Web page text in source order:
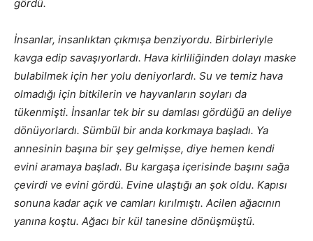
gördü.
İnsanlar, insanlıktan çıkmışa benziyordu. Birbirleriyle
kavga edip savaşıyorlardı. Hava kirliliğinden dolayı maske
bulabilmek için her yolu deniyorlardı. Su ve temiz hava
olmadığı için bitkilerin ve hayvanların soyları da
tükenmişti. İnsanlar tek bir su damlası gördüğü an deliye
dönüyorlardı. Sümbül bir anda korkmaya başladı. Ya
annesinin başına bir şey gelmişse, diye hemen kendi
evini aramaya başladı. Bu kargaşa içerisinde başını sağa
çevirdi ve evini gördü. Evine ulaştığı an şok oldu. Kapısı
sonuna kadar açık ve camları kırılmıştı. Acilen ağacının
yanına koştu. Ağacı bir kül tanesine dönüşmüştü.